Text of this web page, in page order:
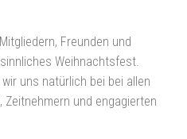
Freunden und
Weihnachtsfest.
uns natürlich bei bei allen
und engagierten